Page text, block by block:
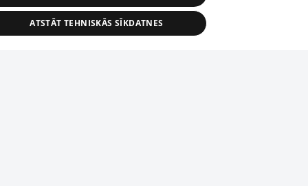
ATSTĀT TEHNISKĀS SĪKDATNES